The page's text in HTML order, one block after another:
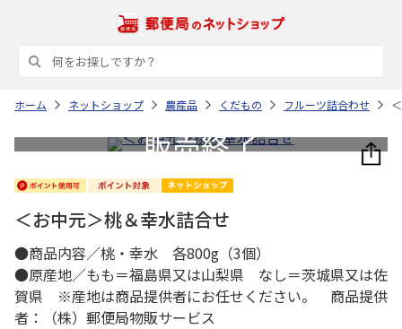
ホーム ネットショップ 農産品 くだもの フルーツ詰合わせ
＜お中元＞桃＆幸水詰合せ
●商品内容／桃・幸水 各800g（3個）
●原産地／もも＝福島県又は山梨県 なし＝茨城県又は佐
賀県 ※産地は商品提供者にお任せください。 商品提供
者：（株）郵便局物販サービス